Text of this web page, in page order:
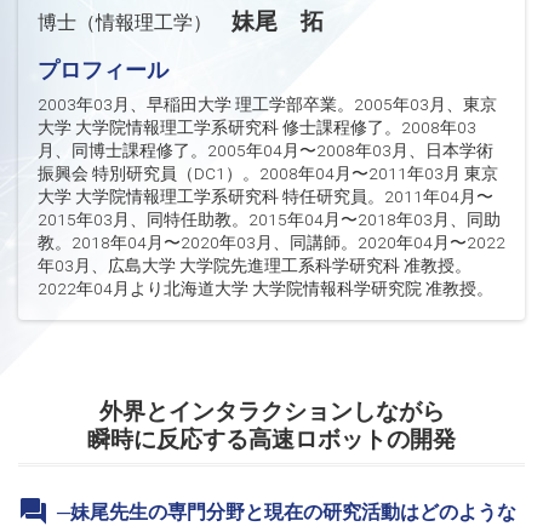
博士（情報理工学） 妹尾 拓
プロフィール
2003年03月、早稲田大学 理工学部卒業。2005年03月、東京
大学 大学院情報理工学系研究科 修士課程修了。2008年03
月、同博士課程修了。2005年04月〜2008年03月、日本学術
振興会 特別研究員（DC1）。2008年04月〜2011年03月 東京
大学 大学院情報理工学系研究科 特任研究員。2011年04月〜
2015年03月、同特任助教。2015年04月〜2018年03月、同助
教。2018年04月〜2020年03月、同講師。2020年04月〜2022
年03月、広島大学 大学院先進理工系科学研究科 准教授。
2022年04月より北海道大学 大学院情報科学研究院 准教授。
外界とインタラクションしながら
瞬時に反応する高速ロボットの開発
─妹尾先生の専門分野と現在の研究活動はどのような